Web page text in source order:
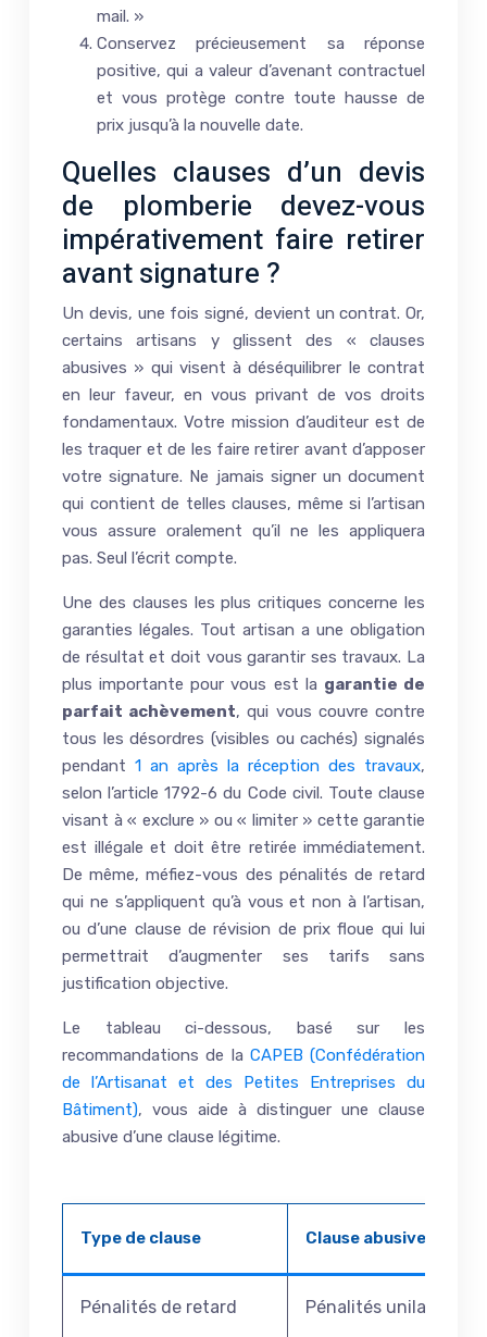
mail. »
Conservez précieusement sa réponse
positive, qui a valeur d’avenant contractuel
et vous protège contre toute hausse de
prix jusqu’à la nouvelle date.
Quelles clauses d’un devis
de plomberie devez-vous
impérativement faire retirer
avant signature ?
Un devis, une fois signé, devient un contrat. Or,
certains artisans y glissent des « clauses
abusives » qui visent à déséquilibrer le contrat
en leur faveur, en vous privant de vos droits
fondamentaux. Votre mission d’auditeur est de
les traquer et de les faire retirer avant d’apposer
votre signature. Ne jamais signer un document
qui contient de telles clauses, même si l’artisan
vous assure oralement qu’il ne les appliquera
pas. Seul l’écrit compte.
Une des clauses les plus critiques concerne les
garanties légales. Tout artisan a une obligation
de résultat et doit vous garantir ses travaux. La
plus importante pour vous est la garantie de
parfait achèvement, qui vous couvre contre
tous les désordres (visibles ou cachés) signalés
pendant 1 an après la réception des travaux,
selon l’article 1792-6 du Code civil. Toute clause
visant à « exclure » ou « limiter » cette garantie
est illégale et doit être retirée immédiatement.
De même, méfiez-vous des pénalités de retard
qui ne s’appliquent qu’à vous et non à l’artisan,
ou d’une clause de révision de prix floue qui lui
permettrait d’augmenter ses tarifs sans
justification objective.
Le tableau ci-dessous, basé sur les
recommandations de la CAPEB (Confédération
de l’Artisanat et des Petites Entreprises du
Bâtiment), vous aide à distinguer une clause
abusive d’une clause légitime.
Type de clause Clause abusive à
Pénalités de retard Pénalités